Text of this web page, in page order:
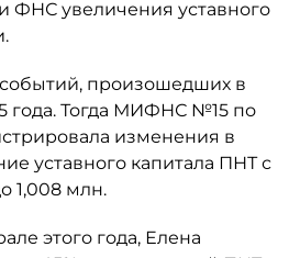
ФНС увеличения уставного
произошедших в
года. Тогда МИФНС №15 по
изменения в
уставного капитала ПНТ с
1,008 млн.
этого года, Елена